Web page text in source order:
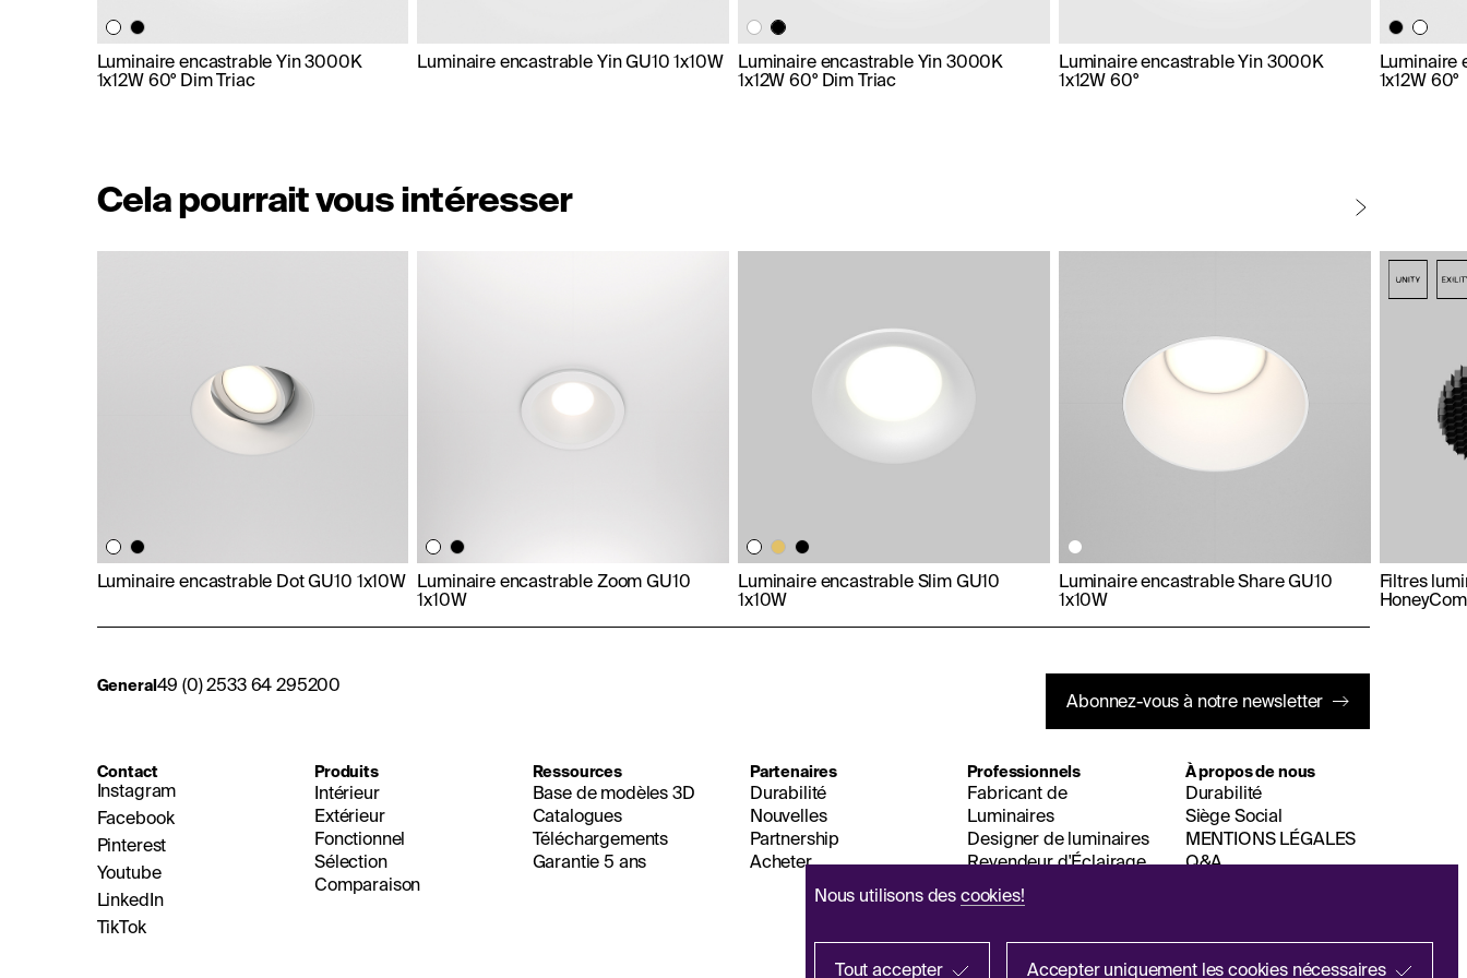
Luminaire encastrable Yin 3000K
1x12W 60° Dim Triac
Luminaire encastrable Yin GU10 1x10W
Luminaire encastrable Yin 3000K
1x12W 60° Dim Triac
Luminaire encastrable Yin 3000K
1x12W 60°
Luminaire
1x12W 60°
Cela pourrait vous intéresser
Luminaire encastrable Dot GU10 1x10W
Luminaire encastrable Zoom GU10
1x10W
Luminaire encastrable Slim GU10
1x10W
Luminaire encastrable Share GU10
1x10W
Filtres
Nous utilisons des cookies!
Tout accepter Accepter uniquement les cookies nécessaires
General49 (0) 2533 64 295200
Abonnez-vous à notre newsletter
Contact
Instagram
Facebook
Pinterest
Youtube
LinkedIn
TikTok
Produits
Intérieur
Extérieur
Fonctionnel
Sélection
Comparaison
Ressources
Base de modèles 3D
Catalogues
Téléchargements
Garantie 5 ans
Partenaires
Durabilité
Nouvelles
Partnership
Acheter
Professionnels
Fabricant de
Luminaires
Designer de luminaires
Revendeur d'Éclairage
À propos de nous
Durabilité
Siège Social
MENTIONS LÉGALES
Q&A